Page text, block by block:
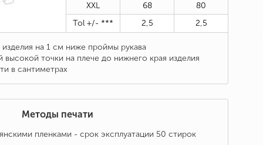
XXL
68
80
Tol +/- ***
2,5 2,5
на 1 см ниже проймы рукава
точки на плече до нижнего края изделия
в сантиметрах
Методы печати
пленками - срок эксплуатации 50 стирок